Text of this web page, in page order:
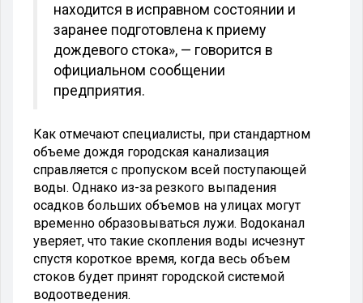
находится в исправном состоянии и
заранее подготовлена к приему
дождевого стока», — говорится в
официальном сообщении
предприятия.
Как отмечают специалисты, при стандартном
объеме дождя городская канализация
справляется с пропуском всей поступающей
воды. Однако из-за резкого выпадения
осадков больших объемов на улицах могут
временно образовываться лужи. Водоканал
уверяет, что такие скопления воды исчезнут
спустя короткое время, когда весь объем
стоков будет принят городской системой
водоотведения.